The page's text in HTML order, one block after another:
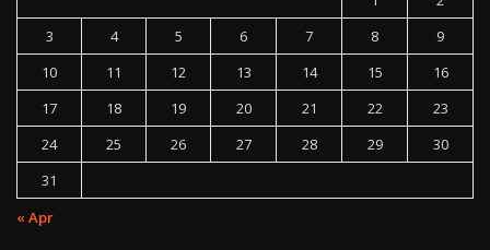
3
4 5 6 7 8
9
10
11 12 13 14 15
16
17
18 19 20 21 22
23
24
25 26 27 28 29
30
31
« Apr